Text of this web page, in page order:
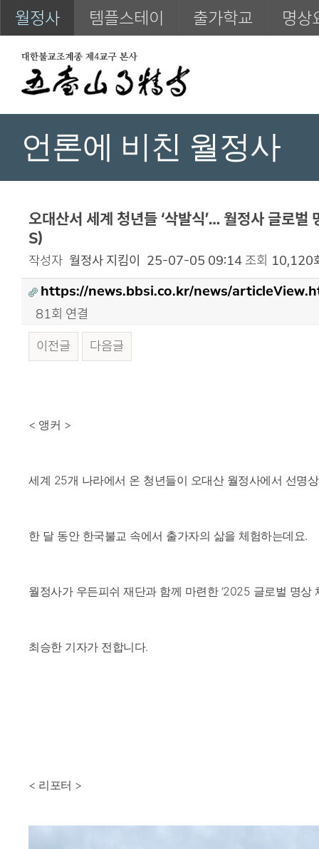
월정사 템플스테이 출가학교 명상
언론에 비친 월정사
오대산서 세계 청년들 ‘삭발식’… 월정사 글로
S)
작성자 월정사 지킴이 25-07-05 09:14 조회 10,120
https://news.bbsi.co.kr/news/
81회 연결
이전글
다음글
< 앵커 >
세계 25개 나라에서 온 청년들이 오대산 월정사에서 선명
한 달 동안 한국불교 속에서 출가자의 삶을 체험하는데요.
월정사가 우든피쉬 재단과 함께 마련한 ‘2025 글로벌 명상
최승한 기자가 전합니다.
< 리포터 >